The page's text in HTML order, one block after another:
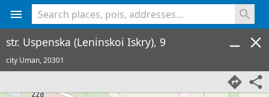
str. Uspenska (Leninskoi Iskry), 9
city Uman,20301
<% console.log(hcard) %>